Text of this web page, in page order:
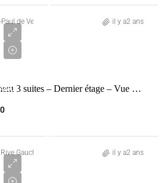
de Vence il y a2 ans
4
À vendre – Appartement 3 suites – Dernier étage – Vue Tour Eiffel
0
Gauche il y a2 ans
38